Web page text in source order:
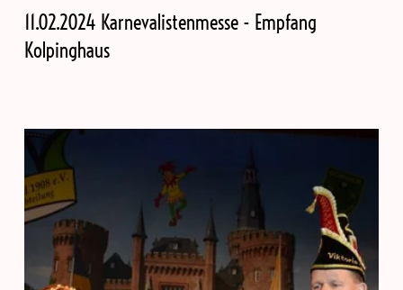
11.02.2024 Karnevalistenmesse - Empfang
Kolpinghaus